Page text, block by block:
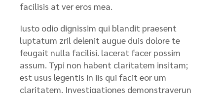
facilisis at ver eros mea.
Iusto odio dignissim qui blandit praesent
luptatum zril delenit augue duis dolore te
feugait nulla facilisi. lacerat facer possim
assum. Typi non habent claritatem insitam;
est usus legentis in iis qui facit eor um
claritatem. Investigationes demonstraverun